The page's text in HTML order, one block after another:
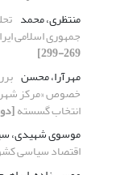
منتظری، محمد
جمهوری اسلامی ایران
269-299]
مهرآرا، محسن
خصوص «مرکز
انتخاب گسسته[دوره 30، شماره
موسوی شهیدی،
اقتصاد سیاسی